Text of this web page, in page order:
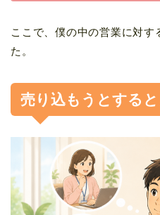
ここで、僕の中の営業に対す
た。
売り込もうとする